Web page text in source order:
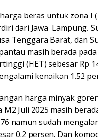
beras untuk zona I
dari Jawa, Lampung,
Tenggara Barat, dan
masih berada
(HET) sebesar Rp
kenaikan 1.52
harga minyak
Juli 2025 masih
namun sudah
0.2 persen. Dan